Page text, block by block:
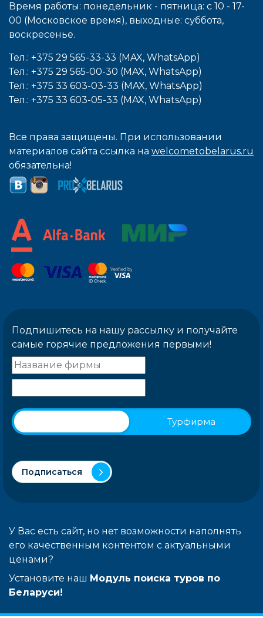
Время работы: понедельник - пятница: с 10 - 17-
00 (Московское время), выходные: cуббота,
воcкресенье.
Тел.: +375 29 565-33-33 (MAX, WhatsApp)
Тел.: +375 29 565-00-30 (MAX, WhatsApp)
Тел.: +375 33 603-03-33 (MAX, WhatsApp)
Тел.: +375 33 603-05-33 (MAX, WhatsApp)
Все права защищены. При использовании
материалов сайта ссылка на welcometobelarus.ru
обязательна!
Подпишитесь на нашу рассылку и получайте
самые горячие предложения первыми!
Турфирма
Подписаться
У Вас есть сайт, но нет возможности наполнять
его качественным контентом с актуальными
ценами?
Установите наш Модуль поиска туров по
Беларуси!